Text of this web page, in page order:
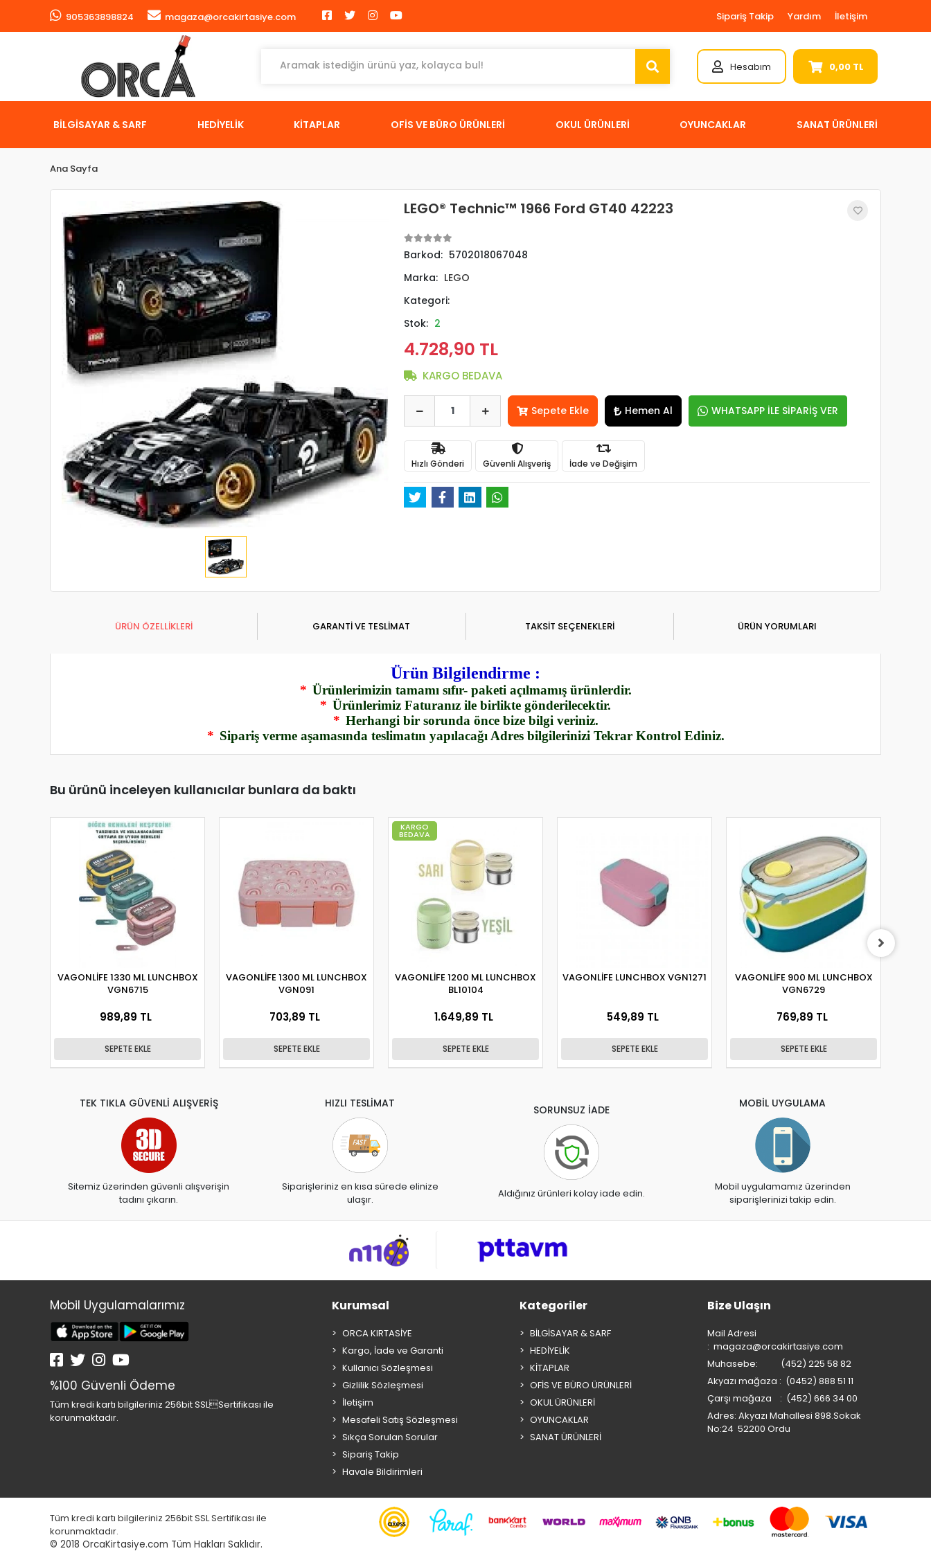
905363898824 magaza@orcakirtasiye.com Sipariş Takip Yardım İletişim
Hesabım 0,00 TL
BİLGİSAYAR & SARF HEDİYELİK KİTAPLAR OFİS VE BÜRO ÜRÜNLERİ OKUL ÜRÜNLERİ OYUNCAKLAR SANAT ÜRÜNLERİ
Ana Sayfa
LEGO® Technic™ 1966 Ford GT40 42223
Barkod: 5702018067048
Marka: LEGO
Kategori:
Stok: 2
4.728,90 TL
KARGO BEDAVA
Sepete Ekle Hemen Al WHATSAPP İLE SİPARİŞ VER
Hızlı Gönderi Güvenli Alışveriş İade ve Değişim
ÜRÜN ÖZELLİKLERİ GARANTİ VE TESLİMAT TAKSİT SEÇENEKLERİ ÜRÜN YORUMLARI
Ürün Bilgilendirme :
* Ürünlerimizin tamamı sıfır- paketi açılmamış ürünlerdir.
* Ürünlerimiz Faturanız ile birlikte gönderilecektir.
* Herhangi bir sorunda önce bize bilgi veriniz.
* Sipariş verme aşamasında teslimatın yapılacağı Adres bilgilerinizi Tekrar Kontrol Ediniz.
Bu ürünü inceleyen kullanıcılar bunlara da baktı
VAGONLİFE 1330 ML LUNCHBOX
VGN6715
989,89 TL
SEPETE EKLE
VAGONLİFE 1300 ML LUNCHBOX
VGN091
703,89 TL
SEPETE EKLE
KARGO
BEDAVA
VAGONLİFE 1200 ML LUNCHBOX
BL10104
1.649,89 TL
SEPETE EKLE
VAGONLİFE LUNCHBOX VGN1271
549,89 TL
SEPETE EKLE
VAGONLİFE 900 ML LUNCHBOX
VGN6729
769,89 TL
SEPETE EKLE
TEK TIKLA GÜVENLİ ALIŞVERİŞ
Sitemiz üzerinden güvenli alışverişin
tadını çıkarın.
HIZLI TESLİMAT
Siparişleriniz en kısa sürede elinize
ulaşır.
SORUNSUZ İADE
Aldığınız ürünleri kolay iade edin.
MOBİL UYGULAMA
Mobil uygulamamız üzerinden
siparişlerinizi takip edin.
Mobil Uygulamalarımız
%100 Güvenli Ödeme
Tüm kredi kartı bilgileriniz 256bit SSLSertifikası ile
korunmaktadır.
Kurumsal
ORCA KIRTASİYE
Kargo, İade ve Garanti
Kullanıcı Sözleşmesi
Gizlilik Sözleşmesi
İletişim
Mesafeli Satış Sözleşmesi
Sıkça Sorulan Sorular
Sipariş Takip
Havale Bildirimleri
Kategoriler
BİLGİSAYAR & SARF
HEDİYELİK
KİTAPLAR
OFİS VE BÜRO ÜRÜNLERİ
OKUL ÜRÜNLERİ
OYUNCAKLAR
SANAT ÜRÜNLERİ
Bize Ulaşın
Mail Adresi
: magaza@orcakirtasiye.com
Muhasebe: (452) 225 58 82
Akyazı mağaza : (0452) 888 51 11
Çarşı mağaza : (452) 666 34 00
Adres: Akyazı Mahallesi 898.Sokak
No:24 52200 Ordu
Tüm kredi kartı bilgileriniz 256bit SSL Sertifikası ile
korunmaktadır.
© 2018 OrcaKirtasiye.com Tüm Hakları Saklıdır.